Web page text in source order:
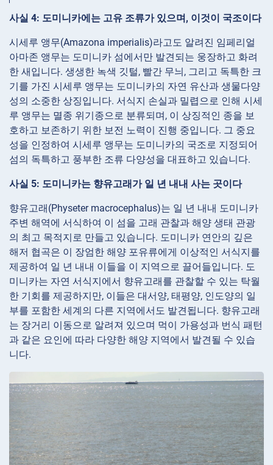
사실 4: 도미니카에는 고유 조류가 있으며, 이것이 국조이다
시세루 앵무(Amazona imperialis)라고도 알려진 임페리얼
아마존 앵무는 도미니카 섬에서만 발견되는 웅장하고 화려
한 새입니다. 생생한 녹색 깃털, 빨간 무늬, 그리고 독특한 크
기를 가진 시세루 앵무는 도미니카의 자연 유산과 생물다양
성의 소중한 상징입니다. 서식지 손실과 밀렵으로 인해 시세
루 앵무는 멸종 위기종으로 분류되며, 이 상징적인 종을 보
호하고 보존하기 위한 보전 노력이 진행 중입니다. 그 중요
성을 인정하여 시세루 앵무는 도미니카의 국조로 지정되어
섬의 독특하고 풍부한 조류 다양성을 대표하고 있습니다.
사실 5: 도미니카는 향유고래가 일 년 내내 사는 곳이다
향유고래(Physeter macrocephalus)는 일 년 내내 도미니카
주변 해역에 서식하여 이 섬을 고래 관찰과 해양 생태 관광
의 최고 목적지로 만들고 있습니다. 도미니카 연안의 깊은
해저 협곡은 이 장엄한 해양 포유류에게 이상적인 서식지를
제공하여 일 년 내내 이들을 이 지역으로 끌어들입니다. 도
미니카는 자연 서식지에서 향유고래를 관찰할 수 있는 탁월
한 기회를 제공하지만, 이들은 대서양, 태평양, 인도양의 일
부를 포함한 세계의 다른 지역에서도 발견됩니다. 향유고래
는 장거리 이동으로 알려져 있으며 먹이 가용성과 번식 패턴
과 같은 요인에 따라 다양한 해양 지역에서 발견될 수 있습
니다.